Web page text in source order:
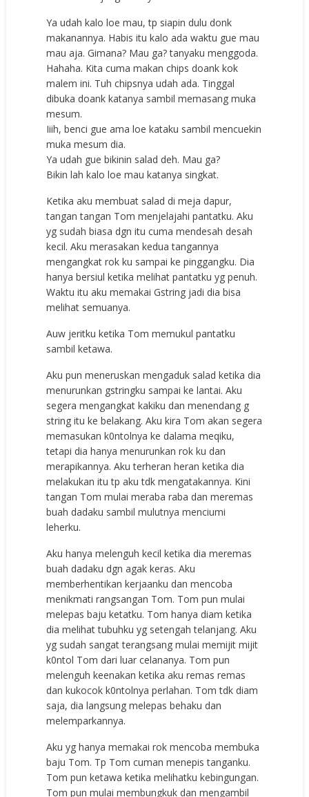
Ya udah kalo loe mau, tp siapin dulu donk
makanannya. Habis itu kalo ada waktu gue mau
mau aja. Gimana? Mau ga? tanyaku menggoda.
Hahaha. Kita cuma makan chips doank kok
malem ini. Tuh chipsnya udah ada. Tinggal
dibuka doank katanya sambil memasang muka
mesum.
Iiih, benci gue ama loe kataku sambil mencuekin
muka mesum dia.
Ya udah gue bikinin salad deh. Mau ga?
Bikin lah kalo loe mau katanya singkat.
Ketika aku membuat salad di meja dapur,
tangan tangan Tom menjelajahi pantatku. Aku
yg sudah biasa dgn itu cuma mendesah desah
kecil. Aku merasakan kedua tangannya
mengangkat rok ku sampai ke pinggangku. Dia
hanya bersiul ketika melihat pantatku yg penuh.
Waktu itu aku memakai Gstring jadi dia bisa
melihat semuanya.
Auw jeritku ketika Tom memukul pantatku
sambil ketawa.
Aku pun meneruskan mengaduk salad ketika dia
menurunkan gstringku sampai ke lantai. Aku
segera mengangkat kakiku dan menendang g
string itu ke belakang. Aku kira Tom akan segera
memasukan k0ntolnya ke dalama meqiku,
tetapi dia hanya menurunkan rok ku dan
merapikannya. Aku terheran heran ketika dia
melakukan itu tp aku tdk mengatakannya. Kini
tangan Tom mulai meraba raba dan meremas
buah dadaku sambil mulutnya menciumi
leherku.
Aku hanya melenguh kecil ketika dia meremas
buah dadaku dgn agak keras. Aku
memberhentikan kerjaanku dan mencoba
menikmati rangsangan Tom. Tom pun mulai
melepas baju ketatku. Tom hanya diam ketika
dia melihat tubuhku yg setengah telanjang. Aku
yg sudah sangat terangsang mulai memijit mijit
k0ntol Tom dari luar celananya. Tom pun
melenguh keenakan ketika aku remas remas
dan kukocok k0ntolnya perlahan. Tom tdk diam
saja, dia langsung melepas behaku dan
melemparkannya.
Aku yg hanya memakai rok mencoba membuka
baju Tom. Tp Tom cuman menepis tanganku.
Tom pun ketawa ketika melihatku kebingungan.
Tom pun mulai membungkuk dan mengambil